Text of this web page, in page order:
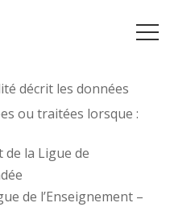
décrit les données
ou traitées lorsque :
la Ligue de
de l’Enseignement –